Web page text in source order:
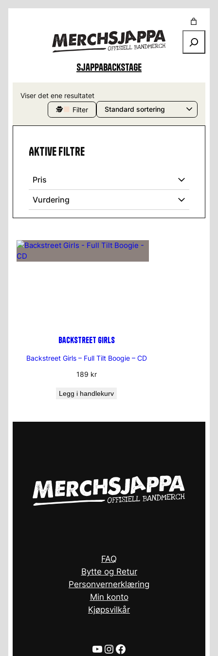
SjappaBackstage
Viser det ene resultatet
🕵
Filter
Aktive filtre
Pris
Vurdering
Backstreet Girls
Backstreet Girls – Full Tilt Boogie – CD
189 kr
Legg i handlekurv
FAQ
Bytte og Retur
Personvernerklæring
Min konto
Kjøpsvilkår
YouTube
Instagram
Facebook